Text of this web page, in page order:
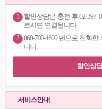
1
할인상담은 충전 후 02-397-
르시면 연결됩니다.
2 060-700-4600 번으로 전화
니다.
할인상
서비스안내